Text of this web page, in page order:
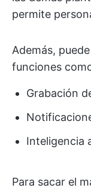
permite
Además,
funciones
Grabación
Inteligencia
Para sacar el